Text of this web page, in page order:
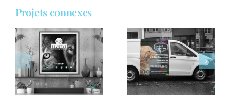
Projets connexes
Habillage
d’un
utilitaire
pour la
Clinique
vétérinaire
Beach Flag
Sevetys